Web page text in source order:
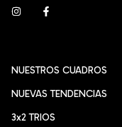
NUESTROS CUADROS
NUEVAS TENDENCIAS
3x2 TRIOS